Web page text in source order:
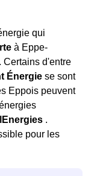
qui
à Eppe-
Certains d'entre
Énergie se sont
Eppois peuvent
.
pour les